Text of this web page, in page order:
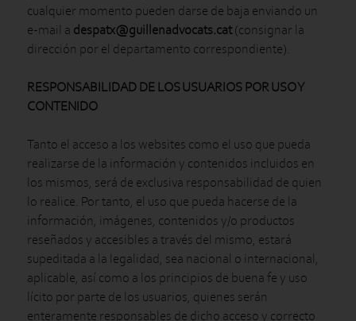
cualquier momento pueden darse de baja enviando un
e-mail a despatx@guillenadvocats.cat(consignar la
dirección por el departamento correspondiente).
RESPONSABILIDAD DE LOS USUARIOS POR USO Y
CONTENIDO
Tanto el acceso a los websites como el uso que pueda
realizarse de la información y contenidos incluidos en
los mismos, será de exclusiva responsabilidad de quien
lo realice. Por tanto, el uso que pueda hacerse de la
información, imágenes, contenidos y/o productos
reseñados y accesibles a través del mismo, estará
supeditada a la legalidad, sea nacional o internacional,
aplicable, así como a los principios de buena fe y uso
lícito por parte de los usuarios, quienes serán
enteramente responsables de dicho acceso y correcto